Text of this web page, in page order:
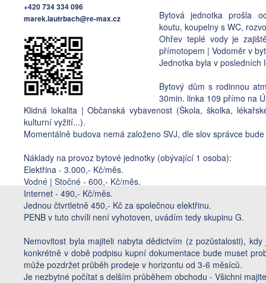
+420 734 334 096
marek.lautrbach@re-max.cz
Bytová jednotka prošla
koutu, koupelny s WC,
Ohřev teplé vody je
přímotopem | Vodoměr v
Jednotka byla v
Bytový dům s rodinnou
30min. linka 109 přímo na
Klidná lokalita | Občanská vybavenost (Škola, školka,
kulturní vyžití...).
Momentálně budova nemá založeno SVJ, dle slov správce
Náklady na provoz bytové jednotky (obývající 1 osoba):
Elektřina - 3.000,- Kč/měs.
Vodné | Stočné - 600,- Kč/měs.
Internet - 490,- Kč/měs.
Jednou čtvrtletně 450,- Kč za společnou elektřinu.
PENB v tuto chvíli není vyhotoven, uvádím tedy skupinu G.
Nemovitost byla majiteli nabyta dědictvím (z pozůstalosti),
konkrétně v době podpisu kupní dokumentace bude muset
může pozdržet průběh prodeje v horizontu od 3-6 měsíců.
Je nezbytné počítat s delším průběhem obchodu - Všichni